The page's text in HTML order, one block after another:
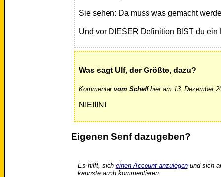
Sie sehen: Da muss was gemacht
Und vor DIESER Definition BIST du
Was sagt Ulf, der Größte, dazu?
Kommentar vom Scheffhier am 13. Dezember
N!E!I!N!
Eigenen Senf dazugeben?
Es hilft, sich einen Account anzulegenund sich
kannste auch kommentieren.